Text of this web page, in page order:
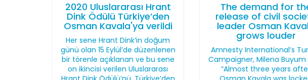
2020 Uluslararası Hrant
Dink Ödülü Türkiye’den
Osman Kavala'ya verildi
Her sene Hrant Dink’in doğum
günü olan 15 Eylül’de düzenlenen
bir törenle açıklanan ve bu sene
on ikincisi verilen Uluslararası
The demand for
release of civil
leader Osman
grows louder
Amnesty International’s
Campaigner, Milena Buyum
“Almost three years